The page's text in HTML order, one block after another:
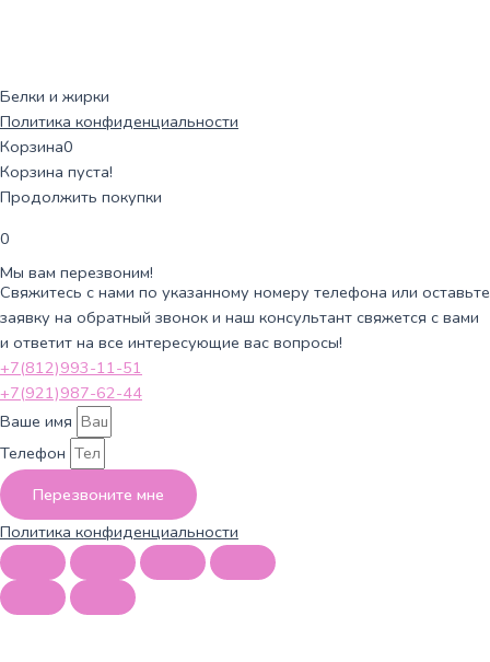
Белки и жирки
Политика конфиденциальности
Корзина0
Корзина пуста!
Продолжить покупки
0
Мы вам перезвоним!
Свяжитесь с нами по указанному номеру телефона или оставьте
заявку на обратный звонок и наш консультант свяжется с вами
и ответит на все интересующие вас вопросы!
+7(812)993-11-51
+7(921)987-62-44
Ваше имя
Телефон
Перезвоните мне
Политика конфиденциальности